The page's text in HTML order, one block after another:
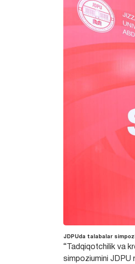
JDPUda talabalar
“Tadqiqotchilik va
simpoziumini JDPU